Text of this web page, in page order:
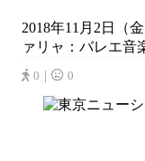
2018年11月2日（
ァリャ：バレエ音
0｜ 0